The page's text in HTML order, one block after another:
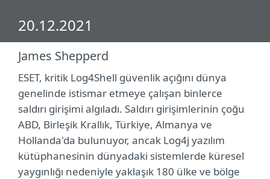
20.12.2021
James Shepperd
ESET, kritik Log4Shell güvenlik açığını dünya
genelinde istismar etmeye çalışan binlerce
saldırı girişimi algıladı. Saldırı girişimlerinin çoğu
ABD, Birleşik Krallık, Türkiye, Almanya ve
Hollanda'da bulunuyor, ancak Log4j yazılım
kütüphanesinin dünyadaki sistemlerde küresel
yaygınlığı nedeniyle yaklaşık 180 ülke ve bölge